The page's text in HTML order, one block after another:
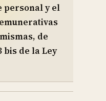
personal y el
de
bis de la Ley